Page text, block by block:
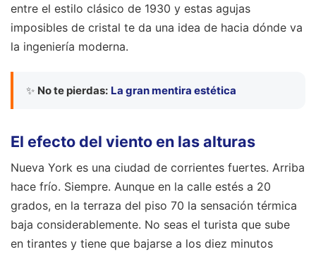
entre el estilo clásico de 1930 y estas agujas
imposibles de cristal te da una idea de hacia dónde va
la ingeniería moderna.
✨ No te pierdas: La gran mentira estética
El efecto del viento en las alturas
Nueva York es una ciudad de corrientes fuertes. Arriba
hace frío. Siempre. Aunque en la calle estés a 20
grados, en la terraza del piso 70 la sensación térmica
baja considerablemente. No seas el turista que sube
en tirantes y tiene que bajarse a los diez minutos